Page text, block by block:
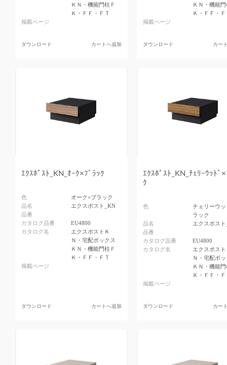
ＫＮ・機能門柱Ｆ
Ｋ・ＦＦ・ＦＴ
掲載ページ
ダウンロード カートへ追加
ＫＮ・機能
Ｋ・ＦＦ・
掲載ページ
ダウンロード カー
ｴｸｽﾎﾟｽﾄ_KN_ｵｰｸ×ﾌﾞﾗｯｸ
色
オーク×ブラック
品名
エクスポスト_KN
品番
カタログ品番
EU4800
カタログ名
エクスポストＫ
Ｎ・宅配ボックス
ＫＮ・機能門柱Ｆ
Ｋ・ＦＦ・ＦＴ
掲載ページ
ダウンロード カートへ追加
ｴｸｽﾎﾟｽﾄ_KN_ﾁｪﾘｰｳｯﾄﾞ
ｸ
色
チェリーウ
ラック
品名
エクスポス
品番
カタログ品番
EU4800
カタログ名
エクスポス
Ｎ・宅配ボ
ＫＮ・機能
Ｋ・ＦＦ・
掲載ページ
ダウンロード カー